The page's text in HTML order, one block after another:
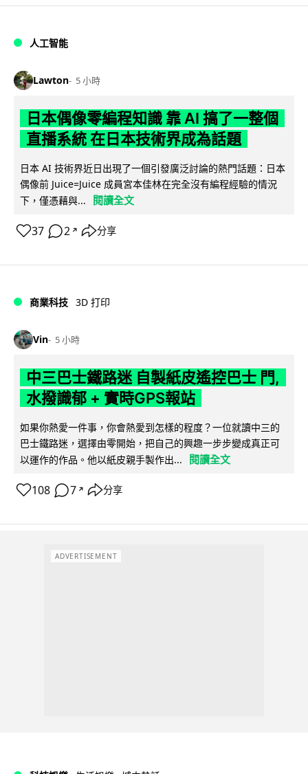
人工智能
Lawton 5 小時
日本偶像零編程知識 靠 AI 搞了一整個
直播系統 在日本技術界成為話題
日本 AI 技術界近日出現了一個引發廣泛討論的熱門話題：日本
偶像前 Juice=Juice 成員宮本佳林在完全沒有編程經驗的情況
下，僅憑藉與...
閱讀全文
37 2 ↗ 分享
商業科技 3D 打印
Vin 5 小時
中三巴士鐵路迷 自製紙皮遙控巴士 門,
水撥識郁 + 實時GPS報站
如果你熱愛一件事，你會熱愛到怎樣的程度？一位就讀中三的
巴士鐵路迷，選擇由零開始，把自己的興趣一步步變成真正可
以運作的作品。他以紙皮親手製作出...
閱讀全文
108 7 ↗ 分享
ADVERTISEMENT